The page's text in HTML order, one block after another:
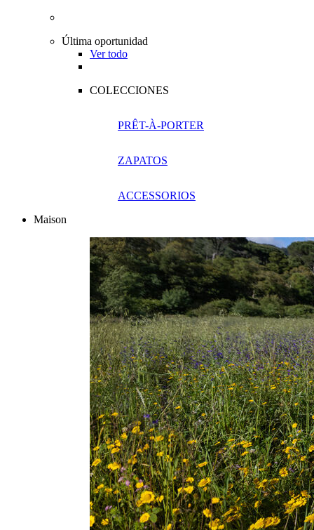
Última oportunidad
Ver todo
COLECCIONES
PRÊT-À-PORTER
ZAPATOS
ACCESSORIOS
Maison